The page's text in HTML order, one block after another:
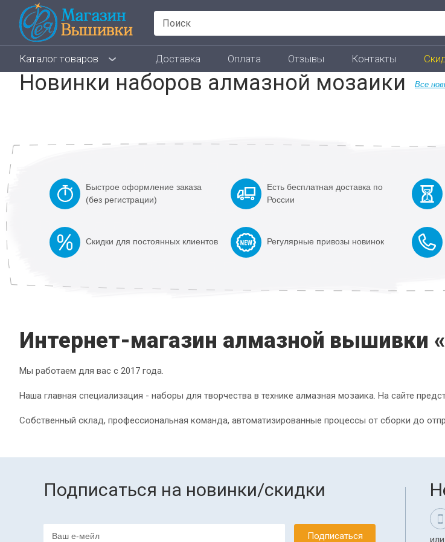
Каталог товаров Доставка Оплата Отзывы Контакты
Новинки наборов алмазной мозаики Все
Быстрое оформление заказа
(без регистрации)
Есть бесплатная доставка по
России
Cкидки для постоянных клиентов Регулярные привозы новинок
Интернет-магазин алмазной вышивки
Мы работаем для вас с 2017 года.
Наша главная специализация - наборы для творчества в технике алмазная мозаика. На сайте
Собственный склад, профессиональная команда, автоматизированные процессы от сборки до
Подписаться на новинки/скидки
или